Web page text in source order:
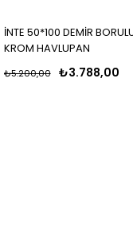
İNTE 50*100 DEMİR
KROM HAVLUPAN
₺3.788,00
₺5.200,00